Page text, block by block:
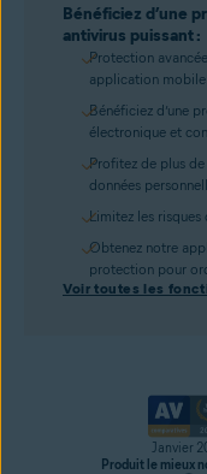
Bénéficiez d’une
antivirus puissant :
Protection
application mobile.
Bénéficiez d’une
électronique et
Profitez de plus
données
Limitez les
Obtenez notre
protection pour
Voir toutes les
Janvier
Produit le mieux